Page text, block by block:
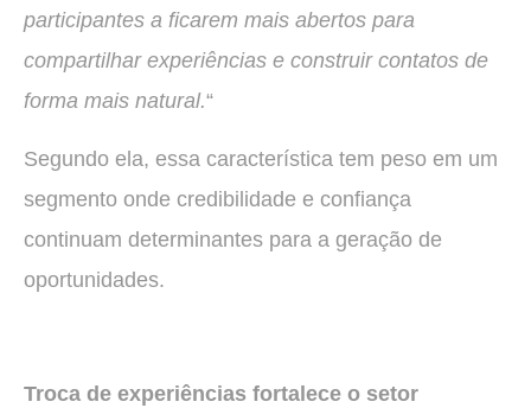
participantes a ficarem mais abertos para
compartilhar experiências e construir contatos de
forma mais natural.“
Segundo ela, essa característica tem peso em um
segmento onde credibilidade e confiança
continuam determinantes para a geração de
oportunidades.
Troca de experiências fortalece o setor